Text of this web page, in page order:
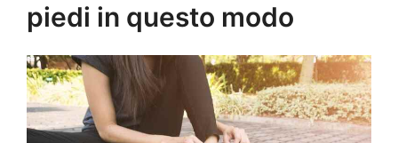
piedi in questo modo